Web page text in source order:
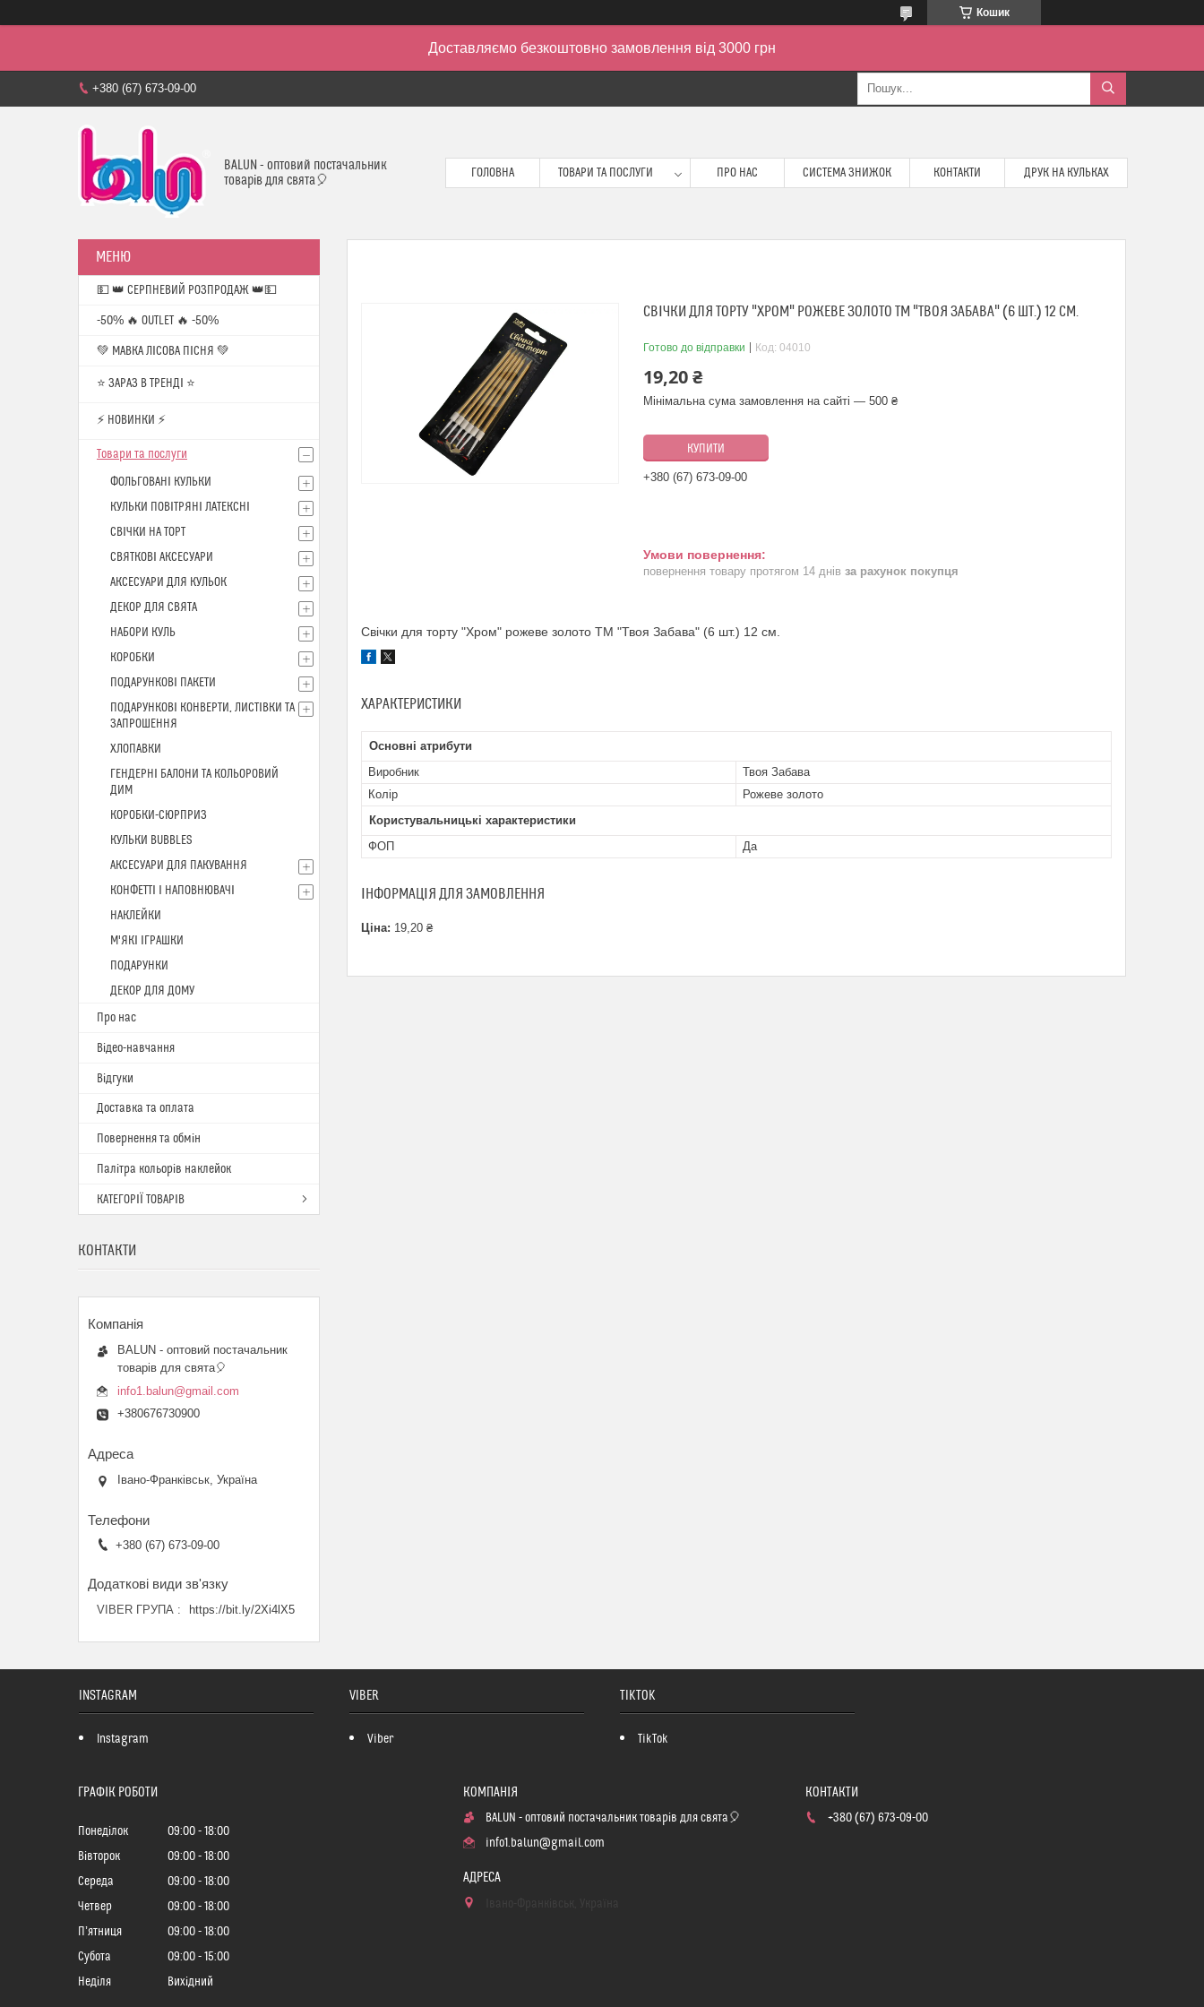
Кошик
Доставляємо безкоштовно замовлення від 3000 грн
+380 (67) 673-09-00
BALUN - оптовий постачальник
товарів для свята🎈
ГОЛОВНА ТОВАРИ ТА ПОСЛУГИ ПРО НАС СИСТЕМА ЗНИЖОК КОНТАКТИ ДРУК НА КУЛЬКАХ
СВІЧКИ ДЛЯ ТОРТУ "ХРОМ" РОЖЕВЕ ЗОЛОТО ТМ "ТВОЯ ЗАБАВА" (6 ШТ.) 12 СМ.
Готово до відправки Код: 04010
19,20 ₴
Мінімальна сума замовлення на сайті — 500 ₴
КУПИТИ
+380 (67) 673-09-00
повернення товару протягом 14 днів за рахунок покупця
Свічки для торту "Хром" рожеве золото ТМ "Твоя Забава" (6 шт.) 12 см.
ХАРАКТЕРИСТИКИ
Основні атрибути
Виробник
Твоя Забава
Колір
Рожеве золото
Користувальницькі характеристики
ФОП
Да
ІНФОРМАЦІЯ ДЛЯ ЗАМОВЛЕННЯ
Ціна: 19,20 ₴
💵 👑 СЕРПНЕВИЙ РОЗПРОДАЖ 👑💵
-50% 🔥 OUTLET 🔥 -50%
💚 МАВКА ЛІСОВА ПІСНЯ 💚
⭐️ ЗАРАЗ В ТРЕНДІ ⭐️
⚡ НОВИНКИ ⚡
Товари та послуги
ФОЛЬГОВАНІ КУЛЬКИ
КУЛЬКИ ПОВІТРЯНІ ЛАТЕКСНІ
СВІЧКИ НА ТОРТ
СВЯТКОВІ АКСЕСУАРИ
АКСЕСУАРИ ДЛЯ КУЛЬОК
ДЕКОР ДЛЯ СВЯТА
НАБОРИ КУЛЬ
КОРОБКИ
ПОДАРУНКОВІ ПАКЕТИ
ПОДАРУНКОВІ КОНВЕРТИ, ЛИСТІВКИ ТА
ЗАПРОШЕННЯ
ХЛОПАВКИ
ГЕНДЕРНІ БАЛОНИ ТА КОЛЬОРОВИЙ
ДИМ
КОРОБКИ-СЮРПРИЗ
КУЛЬКИ BUBBLES
АКСЕСУАРИ ДЛЯ ПАКУВАННЯ
КОНФЕТТІ І НАПОВНЮВАЧІ
НАКЛЕЙКИ
М'ЯКІ ІГРАШКИ
ПОДАРУНКИ
ДЕКОР ДЛЯ ДОМУ
Про нас
Відео-навчання
Відгуки
Доставка та оплата
Повернення та обмін
Палітра кольорів наклейок
КАТЕГОРІЇ ТОВАРІВ
КОНТАКТИ
BALUN - оптовий постачальник
товарів для свята🎈
info1.balun@gmail.com
+380676730900
Івано-Франківськ, Україна
+380 (67) 673-09-00
VIBER ГРУПА https://bit.ly/2Xi4lX5
INSTAGRAM
Instagram
VIBER
Viber
TIKTOK
TikTok
ГРАФІК РОБОТИ
Понеділок 09:00
18:00
Вівторок
09:00
18:00
Середа
09:00
18:00
Четвер
09:00
18:00
Пʼятниця
09:00
18:00
Субота
09:00
15:00
Неділя
Вихідний
BALUN - оптовий постачальник товарів для свята🎈
info1.balun@gmail.com
+380 (67) 673-09-00